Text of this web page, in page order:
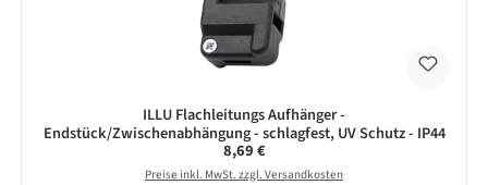
ILLU Flachleitungs Aufhänger -
Endstück/Zwischenabhängung - schlagfest, UV Schutz - IP44
Regulärer Preis:
8,69 €
Preise inkl. MwSt. zzgl. Versandkosten